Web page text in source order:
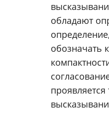
обладают
обозначать